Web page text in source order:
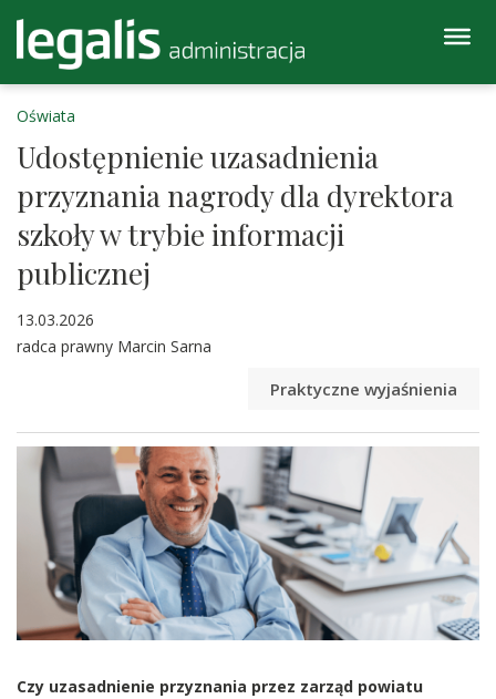
Oświata
Udostępnienie uzasadnienia
przyznania nagrody dla dyrektora
szkoły w trybie informacji
publicznej
13.03.2026
radca prawny Marcin Sarna
Praktyczne wyjaśnienia
Czy uzasadnienie przyznania przez zarząd powiatu